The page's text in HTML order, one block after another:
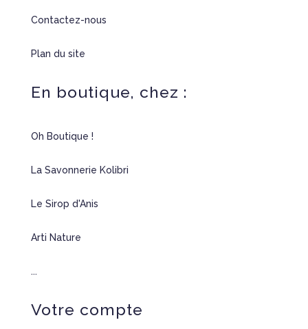
Contactez-nous
Plan du site
En boutique, chez :
Oh Boutique !
La Savonnerie Kolibri
Le Sirop d'Anis
Arti Nature
...
Votre compte